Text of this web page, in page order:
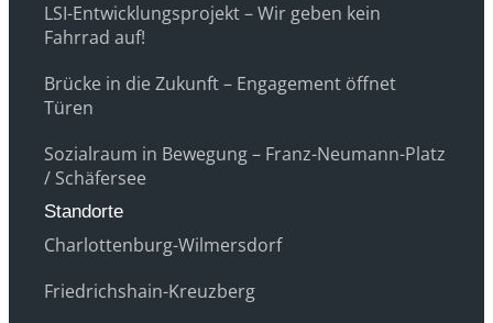
LSI-Entwicklungsprojekt – Wir geben kein
Fahrrad auf!
Brücke in die Zukunft – Engagement öffnet
Türen
Sozialraum in Bewegung – Franz-Neumann-Platz
/ Schäfersee
Standorte
Charlottenburg-Wilmersdorf
Friedrichshain-Kreuzberg